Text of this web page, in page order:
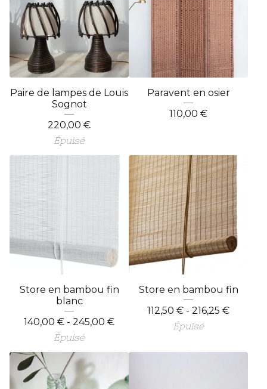
Paire de lampes de Louis
Sognot
220,00 €
Épuisé
Paravent en osier
110,00 €
Store en bambou fin
blanc
140,00 € - 245,00 €
Épuisé
Store en bambou fin
112,50 € - 216,25 €
Épuisé